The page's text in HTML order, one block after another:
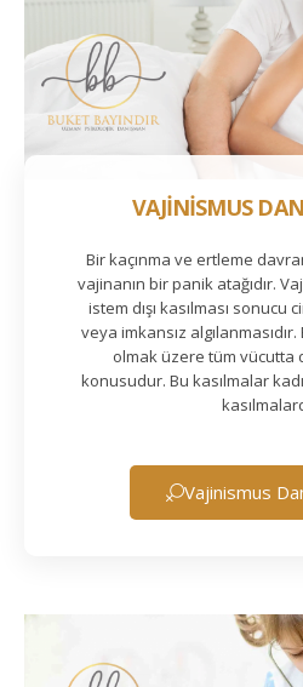
VAJİNİSMUS
Bir kaçınma ve ertleme
vajinanın bir panik atağıdır.
istem dışı kasılması sonucu
veya imkansız
olmak üzere tüm vücutta
konusudur. Bu kasılmalar
Vajinismus